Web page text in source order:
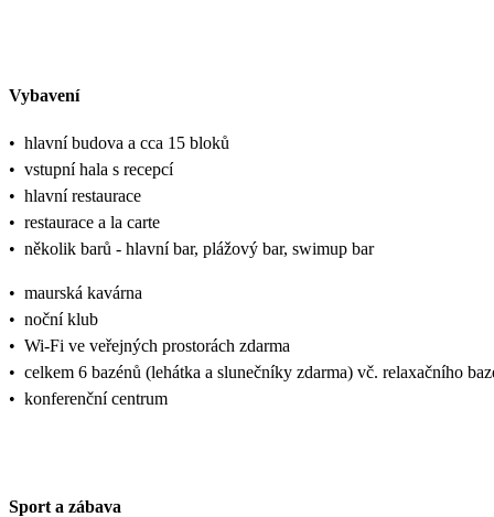
Vybavení
• hlavní budova a cca 15 bloků
• vstupní hala s recepcí
• hlavní restaurace
• restaurace a la carte
• několik barů - hlavní bar, plážový bar, swimup bar
• maurská kavárna
• noční klub
• Wi-Fi ve veřejných prostorách zdarma
• celkem 6 bazénů (lehátka a slunečníky zdarma) vč. relaxačního
• konferenční centrum
Sport a zábava